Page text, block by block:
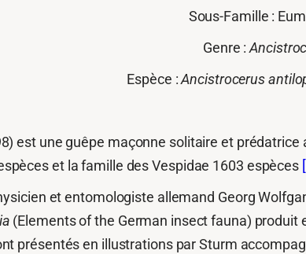
Sous-Famille :
Genre :
Espèce :Ancistrocerus
est une guêpe maçonne solitaire et
et la famille des Vespidae 1603 espèces
et entomologiste allemand Georg
(Elements of the German insect fauna)
présentés en illustrations par Sturm